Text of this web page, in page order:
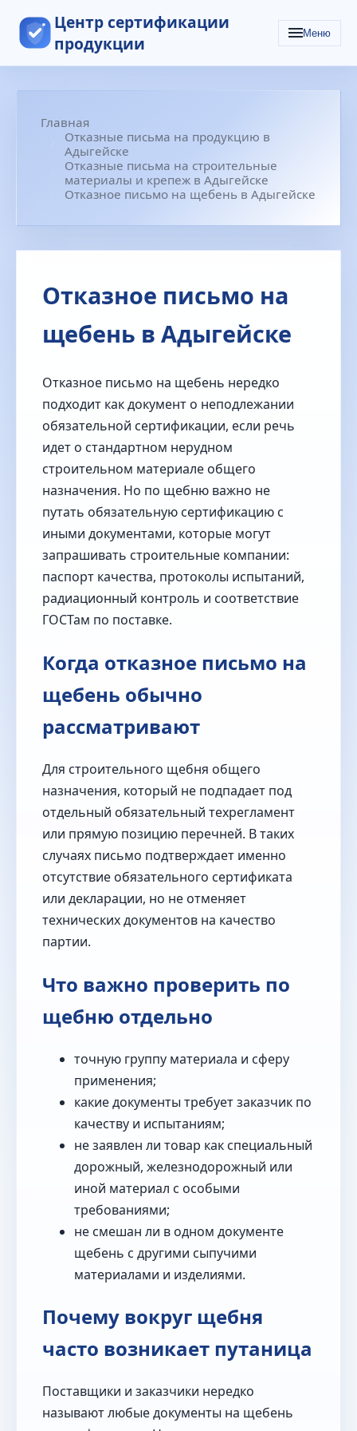
Центр сертификации
продукции
Меню
Главная
Отказные письма на продукцию в
Адыгейске
Отказные письма на строительные
материалы и крепеж в Адыгейске
Отказное письмо на щебень в Адыгейске
Отказное письмо на
щебень в Адыгейске
Отказное письмо на щебень нередко
подходит как документ о неподлежании
обязательной сертификации, если речь
идет о стандартном нерудном
строительном материале общего
назначения. Но по щебню важно не
путать обязательную сертификацию с
иными документами, которые могут
запрашивать строительные компании:
паспорт качества, протоколы испытаний,
радиационный контроль и соответствие
ГОСТам по поставке.
Когда отказное письмо на
щебень обычно
рассматривают
Для строительного щебня общего
назначения, который не подпадает под
отдельный обязательный техрегламент
или прямую позицию перечней. В таких
случаях письмо подтверждает именно
отсутствие обязательного сертификата
или декларации, но не отменяет
технических документов на качество
партии.
Что важно проверить по
щебню отдельно
точную группу материала и сферу
применения;
какие документы требует заказчик по
качеству и испытаниям;
не заявлен ли товар как специальный
дорожный, железнодорожный или
иной материал с особыми
требованиями;
не смешан ли в одном документе
щебень с другими сыпучими
материалами и изделиями.
Почему вокруг щебня
часто возникает путаница
Поставщики и заказчики нередко
называют любые документы на щебень